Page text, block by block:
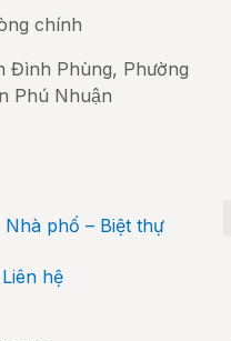
chính
Đình Phùng, Phường
Phú Nhuận
Nhà phố – Biệt thự
Liên hệ